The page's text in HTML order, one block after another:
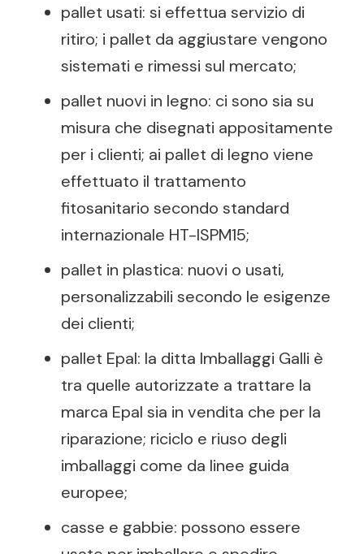
pallet usati: si effettua servizio di
ritiro; i pallet da aggiustare vengono
sistemati e rimessi sul mercato;
pallet nuovi in legno: ci sono sia su
misura che disegnati appositamente
per i clienti; ai pallet di legno viene
effettuato il trattamento
fitosanitario secondo standard
internazionale HT-ISPM15;
pallet in plastica: nuovi o usati,
personalizzabili secondo le esigenze
dei clienti;
pallet Epal: la ditta Imballaggi Galli è
tra quelle autorizzate a trattare la
marca Epal sia in vendita che per la
riparazione; riciclo e riuso degli
imballaggi come da linee guida
europee;
casse e gabbie: possono essere